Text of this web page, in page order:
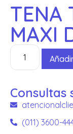
TENA
MAXI
Consultas
(011) 3600-